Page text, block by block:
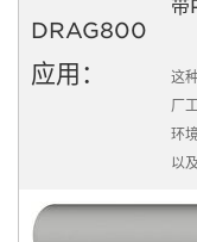
DRAG800
带
应用：
这
厂
环
以